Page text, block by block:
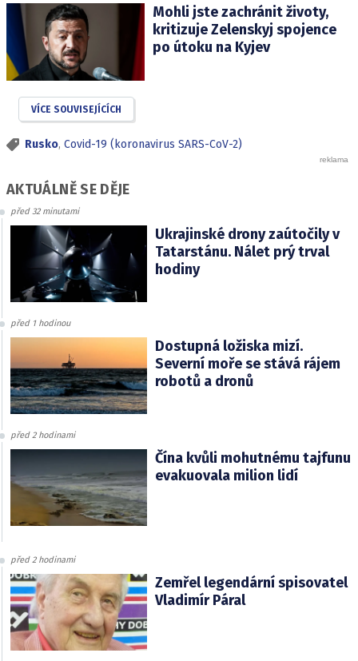
Mohli jste zachránit životy,
kritizuje Zelenskyj spojence
po útoku na Kyjev
VÍCE SOUVISEJÍCÍCH
Rusko, Covid-19 (koronavirus SARS-CoV-2)
AKTUÁLNĚ SE DĚJE
před 32 minutami
Ukrajinské drony zaútočily v
Tatarstánu. Nálet prý trval
hodiny
před 1 hodinou
Dostupná ložiska mizí.
Severní moře se stává rájem
robotů a dronů
před 2 hodinami
Čína kvůli mohutnému tajfunu
evakuovala milion lidí
před 2 hodinami
Zemřel legendární spisovatel
Vladimír Páral